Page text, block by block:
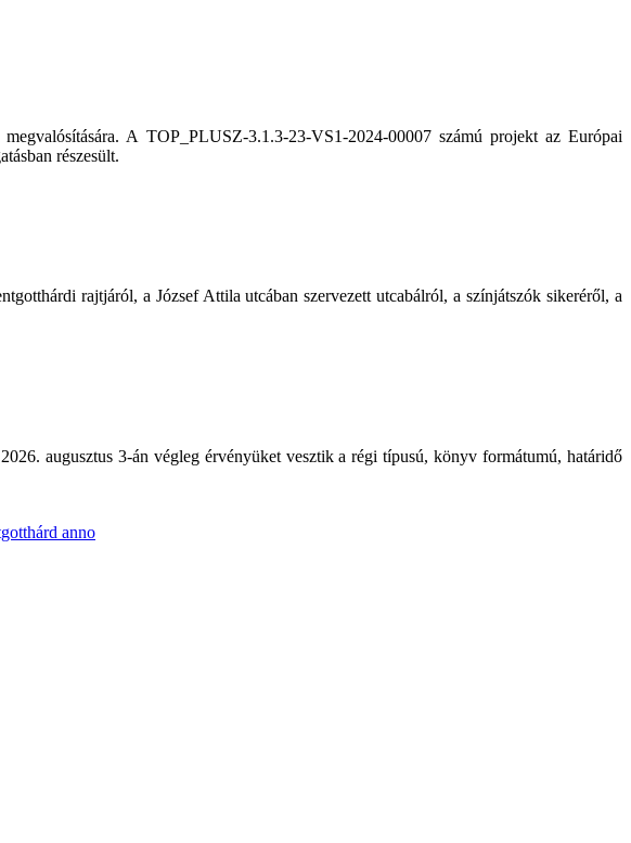
A TOP_PLUSZ-3.1.3-23-VS1-2024-00007 számú projekt az Európai
részesült.
rajtjáról, a József Attila utcában szervezett utcabálról, a színjátszók sikeréről, a
augusztus 3-án végleg érvényüket vesztik a régi típusú, könyv formátumú, határidő
anno